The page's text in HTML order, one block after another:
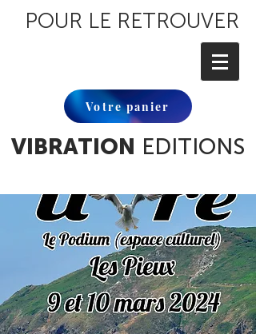
POUR LE RETROUVER
Votre panier
VIBRATION EDITIONS